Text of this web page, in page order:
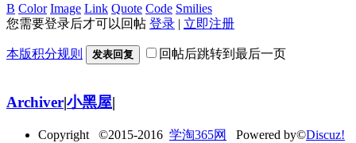
B Color Image Link Quote Code Smilies
您需要登录后才可以回帖 登录 | 立即注册
本版积分规则 发表回复 回帖后跳转到最后一页
Archiver|小黑屋|
Copyright ©2015-2016 学淘365网 Powered by©Discuz!